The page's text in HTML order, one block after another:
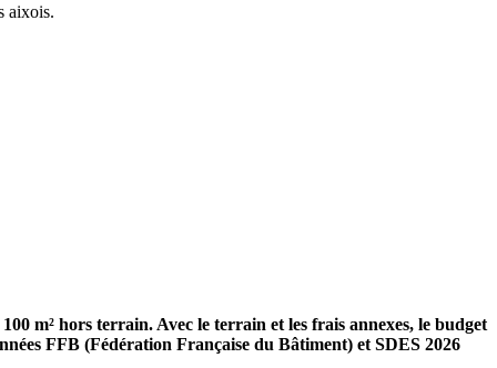
aixois.
m² hors terrain. Avec le terrain et les frais annexes, le budget
FFB (Fédération Française du Bâtiment) et SDES 2026